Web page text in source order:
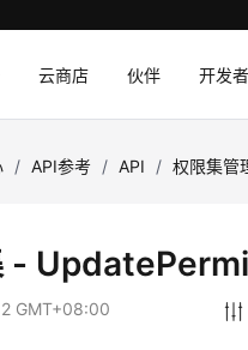
云商店 伙伴 开发者
/ API参考 / API / 权限集管
-
GMT+08:00